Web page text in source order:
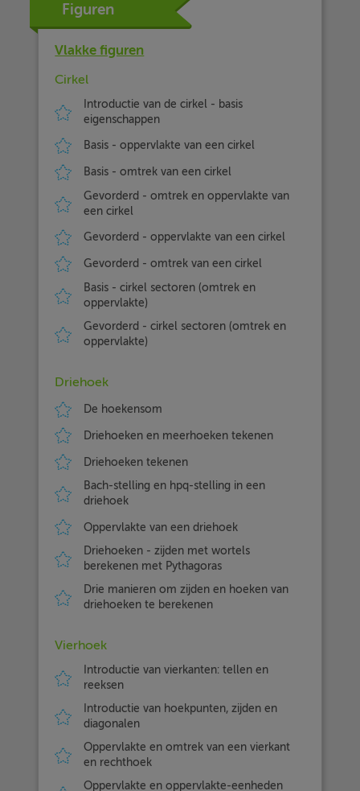
Figuren
Vlakke figuren
Cirkel
Introductie van de cirkel - basis
eigenschappen
Basis - oppervlakte van een cirkel
Basis - omtrek van een cirkel
Gevorderd - omtrek en oppervlakte van
een cirkel
Gevorderd - oppervlakte van een cirkel
Gevorderd - omtrek van een cirkel
Basis - cirkel sectoren (omtrek en
oppervlakte)
Gevorderd - cirkel sectoren (omtrek en
oppervlakte)
Driehoek
De hoekensom
Driehoeken en meerhoeken tekenen
Driehoeken tekenen
Bach-stelling en hpq-stelling in een
driehoek
Oppervlakte van een driehoek
Driehoeken - zijden met wortels
berekenen met Pythagoras
Drie manieren om zijden en hoeken van
driehoeken te berekenen
Vierhoek
Introductie van vierkanten: tellen en
reeksen
Introductie van hoekpunten, zijden en
diagonalen
Oppervlakte en omtrek van een vierkant
en rechthoek
Oppervlakte en oppervlakte-eenheden